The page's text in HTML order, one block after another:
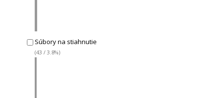
Súbory na stiahnutie
(43 / 3.8%)